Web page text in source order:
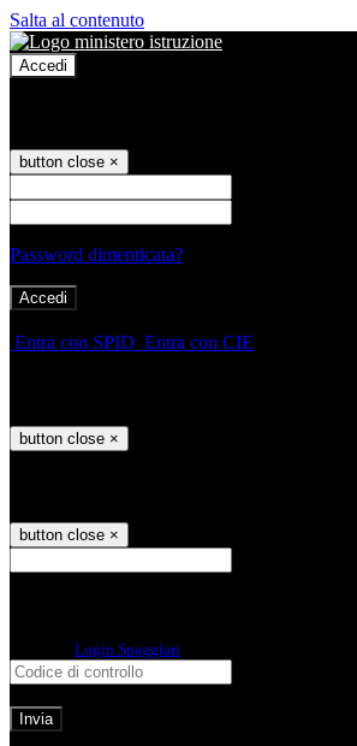
Salta al contenuto
Accedi
button close ×
Password dimenticata?
Entra con SPID Entra con CIE
button close ×
button close ×
Login Spaggiari